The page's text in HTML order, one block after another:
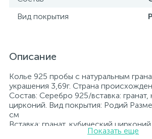
Вид покрытия
Описание
Колье 925 пробы с натуральным
украшения 3,69г. Страна
Состав: Серебро 925/вставка: гранат,
цирконий. Вид покрытия: Родий
см
Вставка: гранат, кубический цирконий.
Родированные украшения дольше
Показать еще